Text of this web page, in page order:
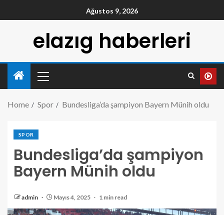
Ağustos 9, 2026
elazıg haberleri
Home Spor Bundesliga’da şampiyon Bayern Münih oldu
SPOR
Bundesliga’da şampiyon
Bayern Münih oldu
admin Mayıs 4, 2025 1 min read